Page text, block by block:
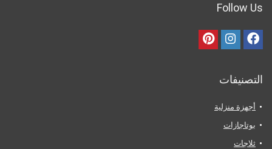
Follow Us
التصنيفات
أجهزة منزلية
بوتاجازات
ثلاجات